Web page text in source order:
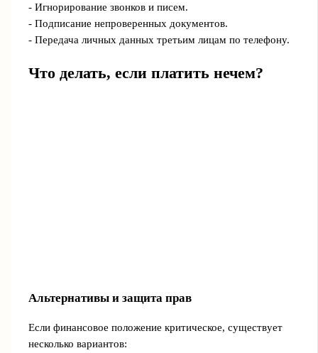
- Игнорирование звонков и писем.
- Подписание непроверенных документов.
- Передача личных данных третьим лицам по телефону.
Что делать, если платить нечем?
Альтернативы и защита прав
Если финансовое положение критическое, существует
несколько вариантов: